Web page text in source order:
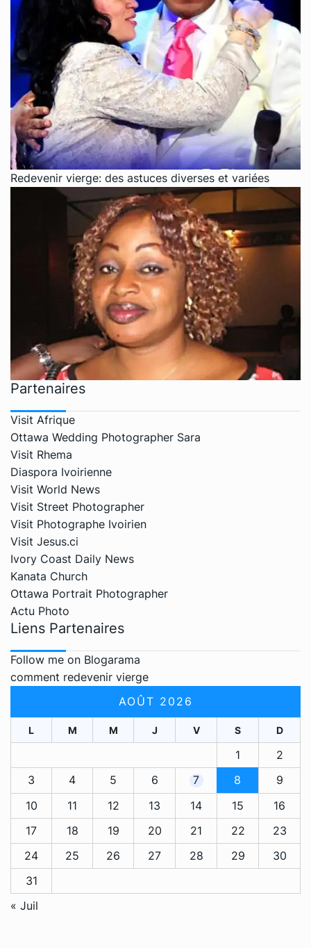
Redevenir vierge: des astuces diverses et variées
Partenaires
Visit Afrique
Ottawa Wedding Photographer Sara
Visit Rhema
Diaspora Ivoirienne
Visit World News
Visit Street Photographer
Visit Photographe Ivoirien
Visit Jesus.ci
Ivory Coast Daily News
Kanata Church
Ottawa Portrait Photographer
Actu Photo
Liens Partenaires
Follow me on Blogarama
comment redevenir vierge
AOÛT 2026
L M M J V S D
1
2
3
4 5 6 7 8
9
10
11 12 13 14 15
16
17
18 19 20 21 22
23
24
25 26 27 28 29
30
31
« Juil